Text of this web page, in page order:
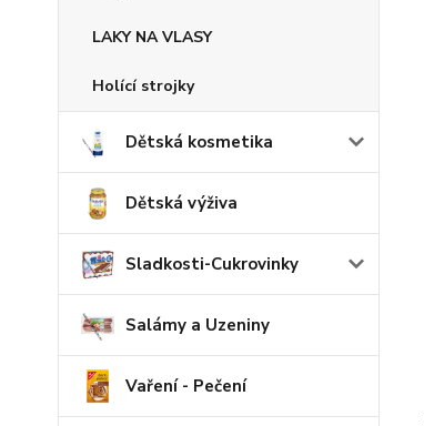
LAKY NA VLASY
Holící strojky
Dětská kosmetika
Dětská výživa
Sladkosti-Cukrovinky
Salámy a Uzeniny
Vaření - Pečení